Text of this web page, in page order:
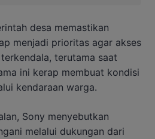
desa memastikan
menjadi prioritas agar akses
terutama saat
ini kerap membuat kondisi
kendaraan warga.
Sony menyebutkan
melalui dukungan dari